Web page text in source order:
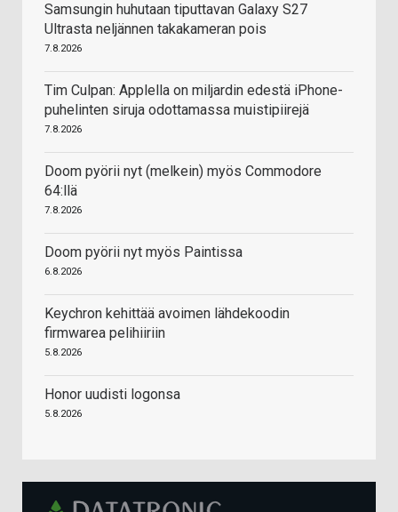
Samsungin huhutaan tiputtavan Galaxy S27
Ultrasta neljännen takakameran pois
7.8.2026
Tim Culpan: Applella on miljardin edestä iPhone-
puhelinten siruja odottamassa muistipiirejä
7.8.2026
Doom pyörii nyt (melkein) myös Commodore
64:llä
7.8.2026
Doom pyörii nyt myös Paintissa
6.8.2026
Keychron kehittää avoimen lähdekoodin
firmwarea pelihiiriin
5.8.2026
Honor uudisti logonsa
5.8.2026